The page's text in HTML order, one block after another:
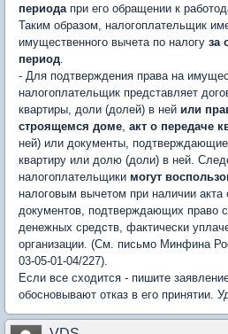
периода при его обращении к
Таким образом, налогоплательщик
имущественного вычета по налогу за
период.
- Для подтверждения права на
налогоплательщик представляет
квартиры, доли (долей) в ней или
строящемся доме, акт о передаче
ней) или документы, подтверждающие
квартиру или долю (доли) в ней.
налогоплательщики могут
налоговым вычетом при наличии акта
документов, подтверждающих право
денежных средств, фактически
организации. (См. письмо Минфина
03-05-01-04/227).
Если все сходится - пишите
обосновывают отказ в его принятии.